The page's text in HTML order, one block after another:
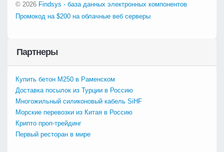
© 2026 Findsys - база данных электронных компонентов
Промокод на $200 на облачные веб серверы
Партнеры
Купить бетон М250 в Раменском
Доставка посылок из Турции в Россию
Многожильный силиконовый кабель SiHF
Морские перевозки из Китая в Россию
Крипто проп-трейдинг
Первый ресторан в мире